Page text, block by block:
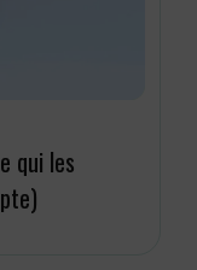
qui les